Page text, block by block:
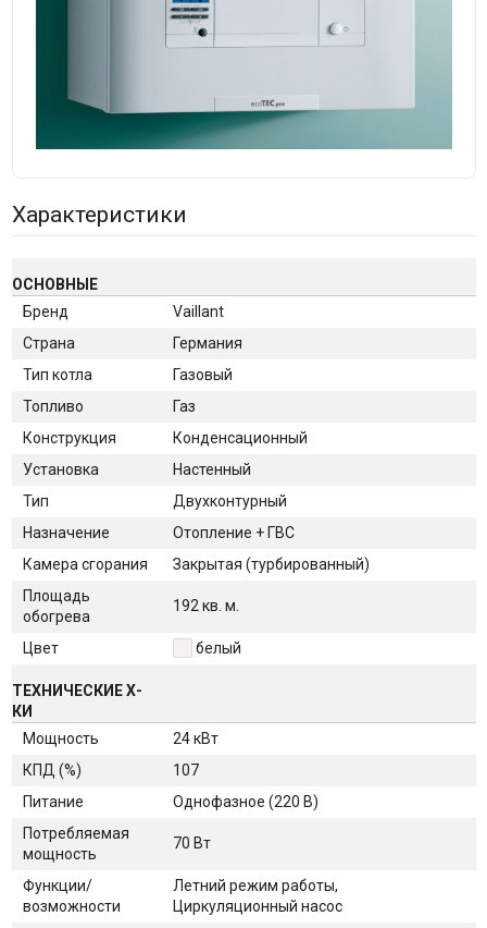
Характеристики
ОСНОВНЫЕ
Бренд
Vaillant
Страна
Германия
Тип котла
Газовый
Топливо
Газ
Конструкция
Конденсационный
Установка
Настенный
Тип
Двухконтурный
Назначение
Отопление + ГВС
Камера сгорания
Закрытая (турбированный)
Площадь
обогрева
192 кв. м.
Цвет белый
ТЕХНИЧЕСКИЕ Х-
КИ
Мощность
24 кВт
КПД (%)
107
Питание
Однофазное (220 В)
Потребляемая
мощность
70 Вт
Функции/
возможности
Летний режим работы,
Циркуляционный насос